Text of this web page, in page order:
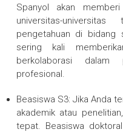
Spanyol akan
universitas-
pengetahuan di bidang
sering kali
berkolaborasi dalam
profesional.
Beasiswa S3: Jika Anda
akademik atau
tepat. Beasiswa